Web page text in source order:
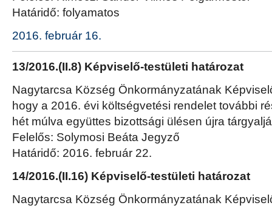
Határidő: folyamatos
2016. február 16.
13/2016.(II.8) Képviselő-testületi határozat
Nagytarcsa Község Önkormányzatának
hogy a 2016. évi költségvetési rendelet további
hét múlva együttes bizottsági ülésen újra
Felelős: Solymosi Beáta Jegyző
Határidő: 2016. február 22.
14/2016.(II.16) Képviselő-testületi határozat
Nagytarcsa Község Önkormányzatának